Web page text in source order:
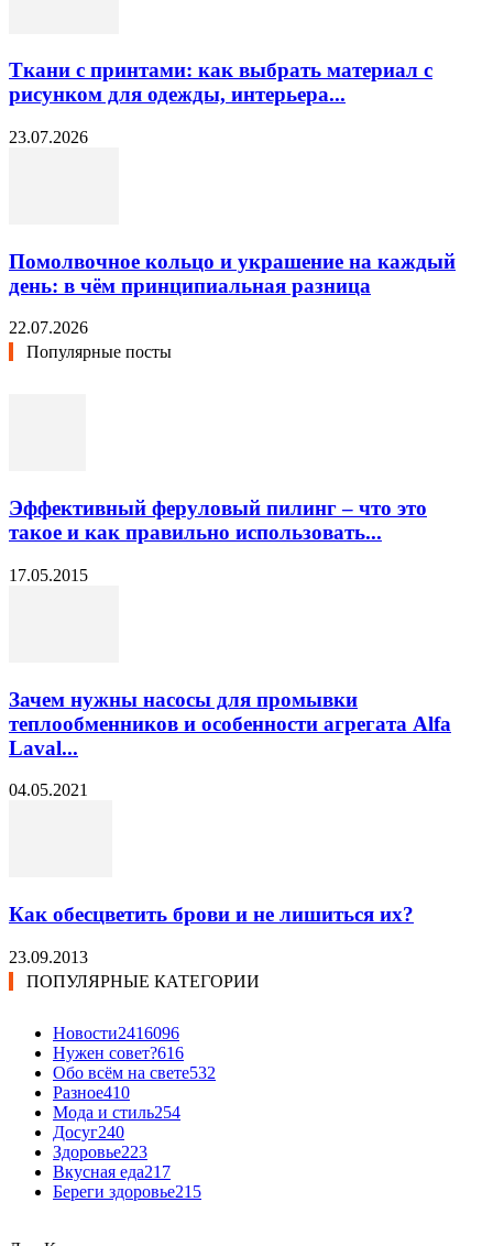
Ткани с принтами: как выбрать материал с
рисунком для одежды, интерьера...
23.07.2026
Помолвочное кольцо и украшение на каждый
день: в чём принципиальная разница
22.07.2026
Популярные посты
Эффективный феруловый пилинг – что это
такое и как правильно использовать...
17.05.2015
Зачем нужны насосы для промывки
теплообменников и особенности агрегата Alfa
Laval...
04.05.2021
Как обесцветить брови и не лишиться их?
23.09.2013
ПОПУЛЯРНЫЕ КАТЕГОРИИ
Новости2416096
Нужен совет?616
Обо всём на свете532
Разное410
Мода и стиль254
Досуг240
Здоровье223
Вкусная еда217
Береги здоровье215